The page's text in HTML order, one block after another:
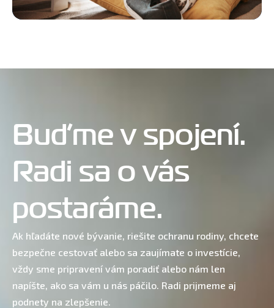
Buďme v spojení.
Radi sa o vás
postaráme.
Ak hľadáte nové bývanie, riešite ochranu rodiny, chcete
bezpečne cestovať alebo sa zaujímate o investície,
vždy sme pripravení vám poradiť alebo nám len
napíšte, ako sa vám u nás páčilo. Radi prijmeme aj
podnety na zlepšenie.